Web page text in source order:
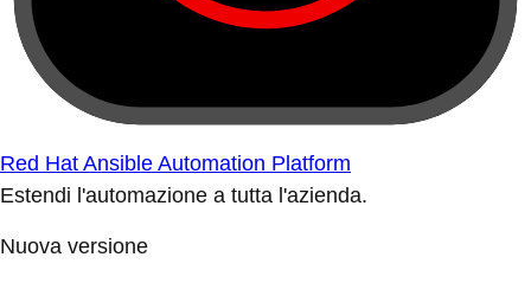
Red Hat Ansible Automation Platform
Estendi l'automazione a tutta l'azienda.
Nuova versione